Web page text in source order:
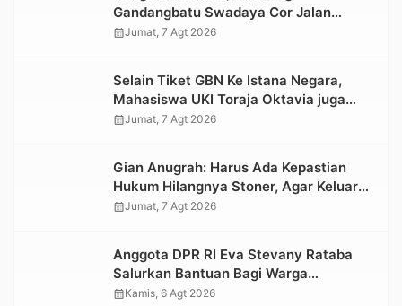
Gandangbatu Swadaya Cor Jalan
Kabupaten
calendar_monthJumat, 7 Agt 2026
Selain Tiket GBN Ke Istana Negara,
Mahasiswa UKI Toraja Oktavia juga
Lolos ke Pekan Seni Mahasiswa
calendar_monthJumat, 7 Agt 2026
Gian Anugrah: Harus Ada Kepastian
Hukum Hilangnya Stoner, Agar Keluarga
tidak Larut dalam Trauma dan
calendar_monthJumat, 7 Agt 2026
Anggota DPR RI Eva Stevany Rataba
Salurkan Bantuan Bagi Warga
Terdampak Longsor di Buntu Pepasan
calendar_monthKamis, 6 Agt 2026